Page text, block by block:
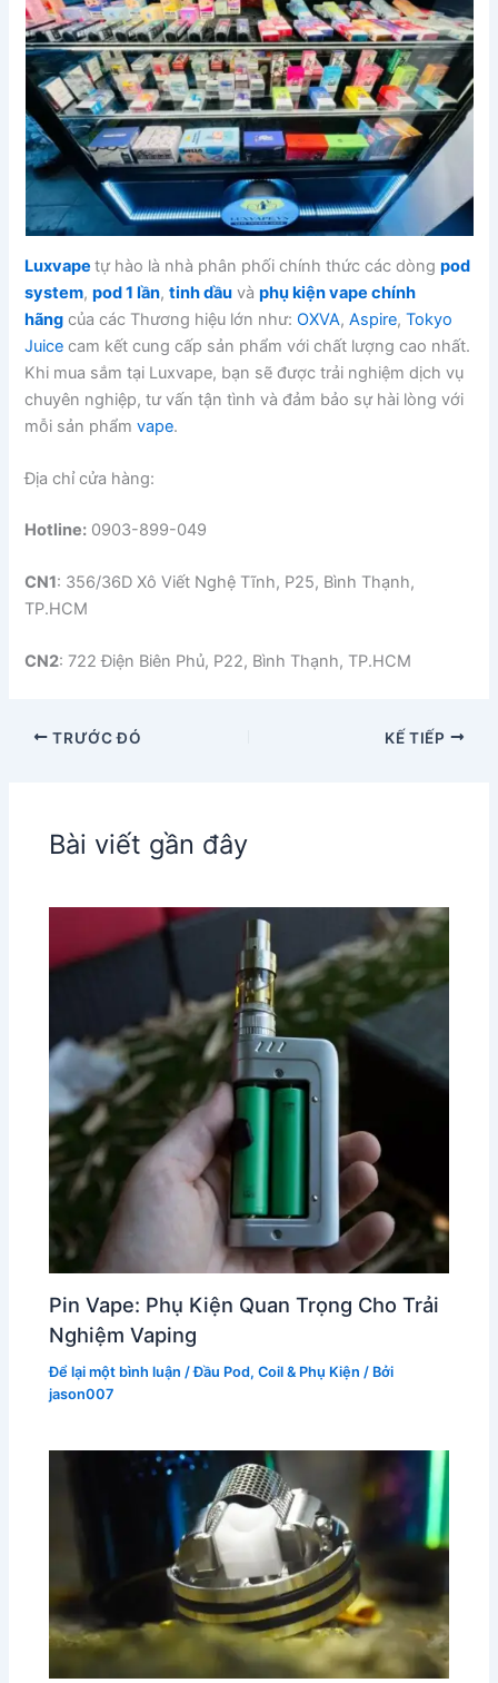
Luxvapetự hào là nhà phân phối chính thức các dòngpod
system,pod 1 lần,tinh dầu vàphụ kiện vape chính
hãng của các Thương hiệu lớn như:OXVA,Aspire,Tokyo
Juice cam kết cung cấp sản phẩm với chất lượng cao nhất.
Khi mua sắm tại Luxvape, bạn sẽ được trải nghiệm dịch vụ
chuyên nghiệp, tư vấn tận tình và đảm bảo sự hài lòng với
mỗi sản phẩmvape.
Địa chỉ cửa hàng:
Hotline: 0903-899-049
CN1: 356/36D Xô Viết Nghệ Tĩnh, P25, Bình Thạnh,
TP.HCM
CN2: 722 Điện Biên Phủ, P22, Bình Thạnh, TP.HCM
TRƯỚC ĐÓ KẾ TIẾP
Bài viết gần đây
Pin Vape: Phụ Kiện Quan Trọng Cho Trải
Nghiệm Vaping
Để lại một bình luận /Đầu Pod, Coil & Phụ Kiện / Bởi
jason007